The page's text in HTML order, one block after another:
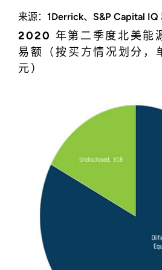
来源：1Derrick、S&P Capital IQ
2020 年第二季度北美能
易额（按买方情况划分，
元）